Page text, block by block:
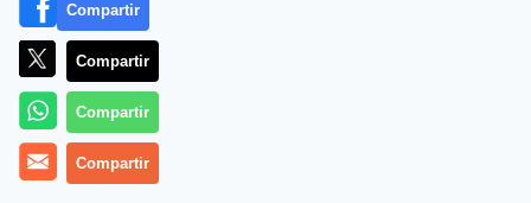
Compartir
Compartir
Compartir
Compartir